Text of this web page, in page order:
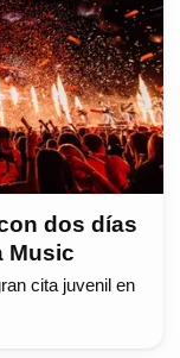
dos días
Music
cita juvenil en